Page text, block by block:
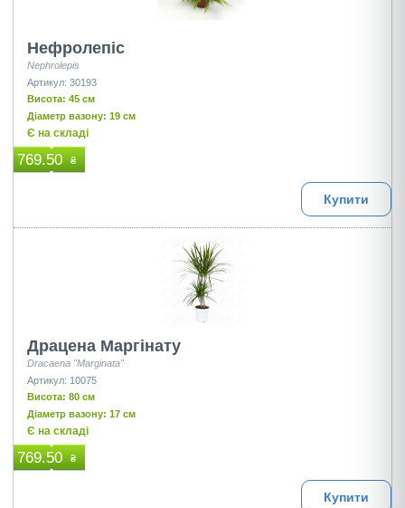
Нефролепіс
Nephrolepis
Артикул: 30193
Висота: 45 см
Діаметр вазону: 19 см
Є на складі
769.50 ₴
Купити
Драцена Маргінату
Dracaena "Marginata"
Артикул: 10075
Висота: 80 см
Діаметр вазону: 17 см
Є на складі
769.50 ₴
Купити